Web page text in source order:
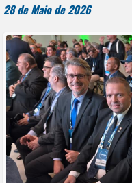
28 de Maio de 2026